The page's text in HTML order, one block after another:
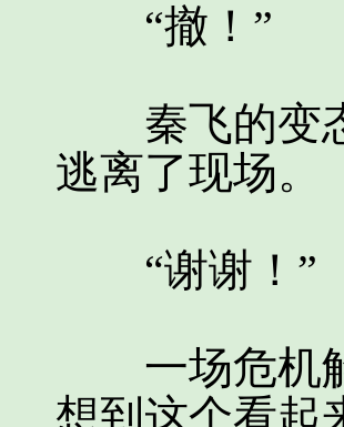
“撤！”
秦飞的变态
逃离了现场。
“谢谢！”
一场危机解
想到这个看起